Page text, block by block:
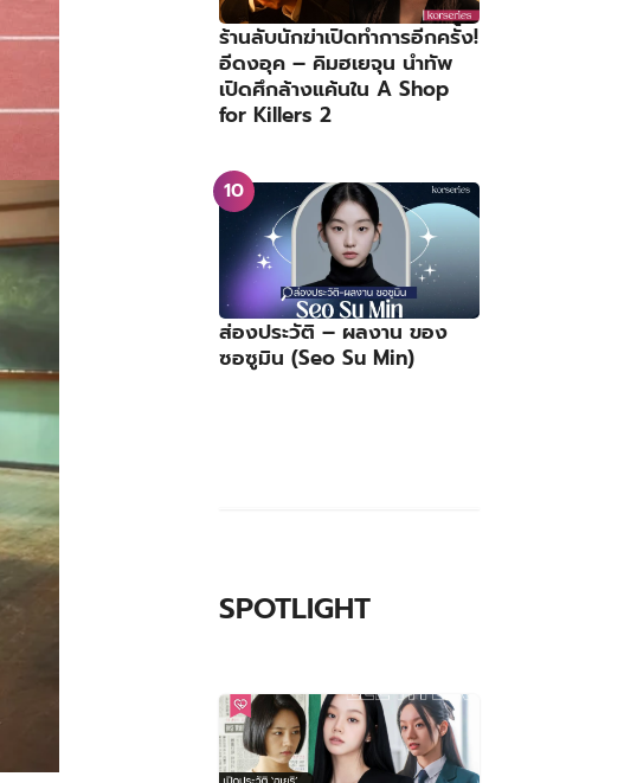
ร้านลับนักฆ่าเปิดทำการอีกครั้ง!
อีดงอุค – คิมฮเยจุน นำทัพ
เปิดศึกล้างแค้นใน A Shop
for Killers 2
ส่องประวัติ – ผลงาน ของ
ซอซูมิน (Seo Su Min)
SPOTLIGHT